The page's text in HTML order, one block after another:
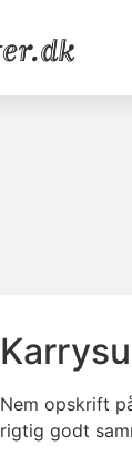
Nem opskrift
rigtig godt